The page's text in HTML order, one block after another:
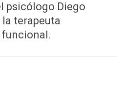
psicólogo Diego
terapeuta
funcional.